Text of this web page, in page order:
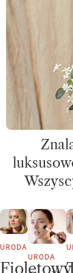
URODA
URODA